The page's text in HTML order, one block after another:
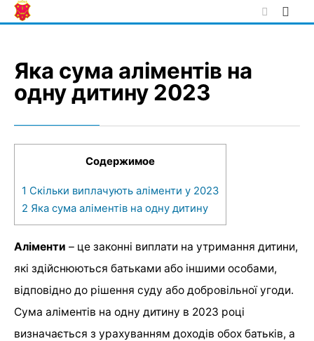
Skip
to
Яка сума аліментів на
одну дитину 2023
Содержимое
1 Скільки виплачують аліменти у 2023
2 Яка сума аліментів на одну дитину
Аліменти – це законні виплати на утримання дитини,
які здійснюються батьками або іншими особами,
відповідно до рішення суду або добровільної угоди.
Сума аліментів на одну дитину в 2023 році
визначається з урахуванням доходів обох батьків, а